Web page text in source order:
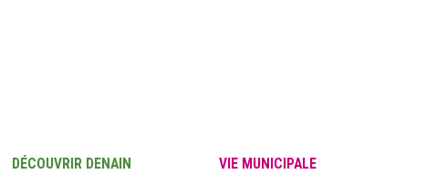
DÉCOUVRIR DENAIN VIE MUNICIPALE